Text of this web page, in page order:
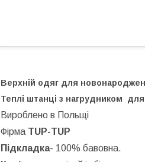
Верхній одяг для
Теплі штанці з нагрудником
Вироблено в Польщі
Фірма TUP-TUP
Підкладка- 100% бавовна.